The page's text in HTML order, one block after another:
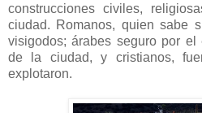
construcciones civiles,
ciudad. Romanos, quien sabe
visigodos; árabes seguro por el
de la ciudad, y cristianos,
explotaron.